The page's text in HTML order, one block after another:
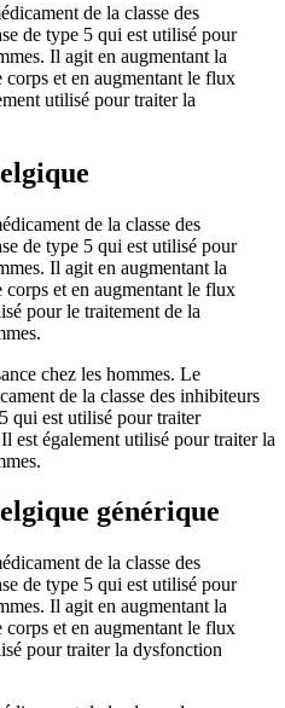
de la classe des
de type 5 qui est utilisé pour
Il agit en augmentant la
et en augmentant le flux
utilisé pour traiter la
de la classe des
de type 5 qui est utilisé pour
Il agit en augmentant la
et en augmentant le flux
pour le traitement de la
chez les hommes. Le
de la classe des inhibiteurs
qui est utilisé pour traiter
est également utilisé pour traiter la
générique
de la classe des
de type 5 qui est utilisé pour
Il agit en augmentant la
et en augmentant le flux
pour traiter la dysfonction